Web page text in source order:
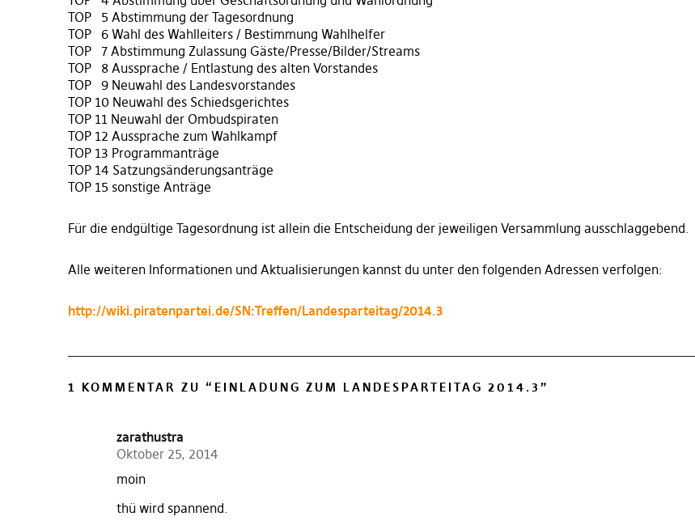
TOP 5 Abstimmung der Tagesordnung
TOP 6 Wahl des Wahlleiters / Bestimmung Wahlhelfer
TOP 7 Abstimmung Zulassung Gäste/Presse/Bilder/Streams
TOP 8 Aussprache / Entlastung des alten Vorstandes
TOP 9 Neuwahl des Landesvorstandes
TOP 10 Neuwahl des Schiedsgerichtes
TOP 11 Neuwahl der Ombudspiraten
TOP 12 Aussprache zum Wahlkampf
TOP 13 Programmanträge
TOP 14 Satzungsänderungsanträge
TOP 15 sonstige Anträge
Für die endgültige Tagesordnung ist allein die Entscheidung der jeweiligen Versammlung ausschlaggebend.
Alle weiteren Informationen und Aktualisierungen kannst du unter den folgenden Adressen verfolgen:
http://wiki.piratenpartei.de/SN:Treffen/Landesparteitag/2014.3
1 KOMMENTAR ZU “ EINLADUNG ZUM LANDESPARTEITAG 2014.3 ”
zarathustra
Oktober 25, 2014
moin
thü wird spannend.